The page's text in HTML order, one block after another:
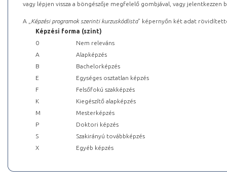
vagy lépjen vissza a böngészője megfelelő gombjával, vagy
A „ Képzési programok szerinti kurzuskódlista” képernyőn két adat
Képzési forma (szint)
0
Nem releváns
A
Alapképzés
B
Bachelorképzés
E
Egységes osztatlan képzés
F
Felsőfokú szakképzés
K
Kiegészítő alapképzés
M
Mesterképzés
P
Doktori képzés
S
Szakirányú továbbképzés
X
Egyéb képzés